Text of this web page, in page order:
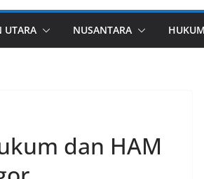
UTARA NUSANTARA
dan HAM